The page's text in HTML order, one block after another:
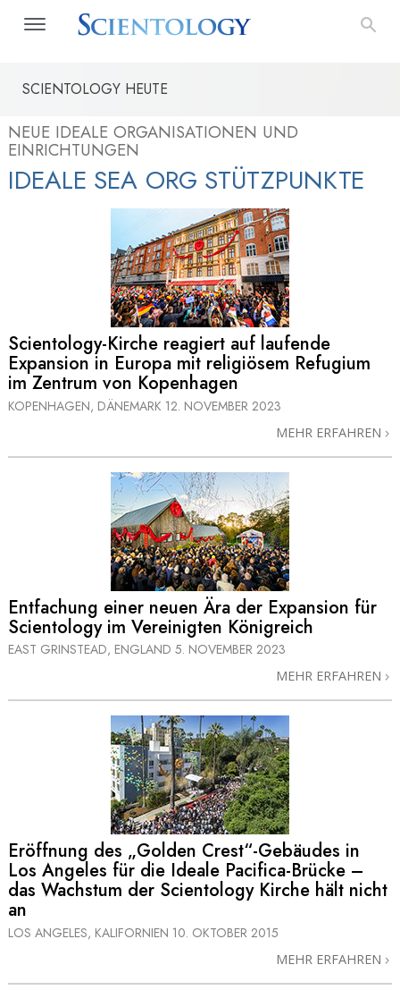
SCIENTOLOGY HEUTE
NEUE IDEALE ORGANISATIONEN UND
EINRICHTUNGEN
IDEALE SEA ORG STÜTZPUNKTE
Scientology-Kirche reagiert auf laufende
Expansion in Europa mit religiösem Refugium
im Zentrum von Kopenhagen
KOPENHAGEN, DÄNEMARK 12. NOVEMBER 2023
MEHR ERFAHREN
Entfachung einer neuen Ära der Expansion für
Scientology im Vereinigten Königreich
EAST GRINSTEAD, ENGLAND 5. NOVEMBER 2023
MEHR ERFAHREN
Eröffnung des „Golden Crest“-Gebäudes in
Los Angeles für die Ideale Pacifica-Brücke –
das Wachstum der Scientology Kirche hält nicht
an
LOS ANGELES, KALIFORNIEN 10. OKTOBER 2015
MEHR ERFAHREN